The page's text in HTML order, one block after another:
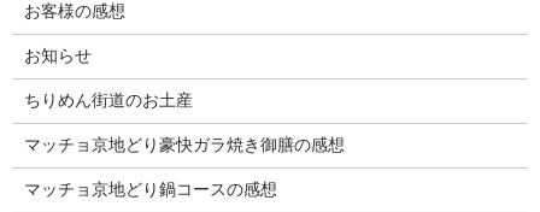
お客様の感想
お知らせ
ちりめん街道のお土産
マッチョ京地どり豪快ガラ焼き御膳の感想
マッチョ京地どり鍋コースの感想